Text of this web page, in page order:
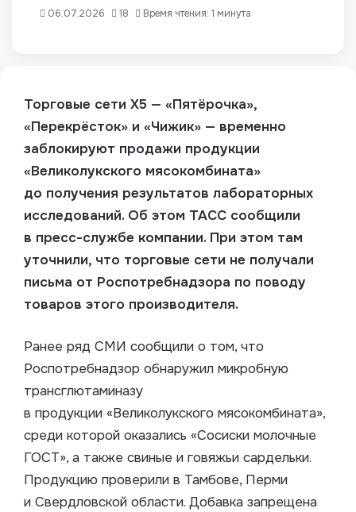
06.07.2026 18 Время чтения: 1 минута
Торговые сети Х5 — «Пятёрочка»,
«Перекрёсток» и «Чижик» — временно
заблокируют продажи продукции
«Великолукского мясокомбината»
до получения результатов лабораторных
исследований. Об этом ТАСС сообщили
в пресс-службе компании. При этом там
уточнили, что торговые сети не получали
письма от Роспотребнадзора по поводу
товаров этого производителя.
Ранее ряд СМИ сообщили о том, что
Роспотребнадзор обнаружил микробную
трансглютаминазу
в продукции «Великолукского мясокомбината»,
среди которой оказались «Сосиски молочные
ГОСТ», а также свиные и говяжьи сардельки.
Продукцию проверили в Тамбове, Перми
и Свердловской области. Добавка запрещена